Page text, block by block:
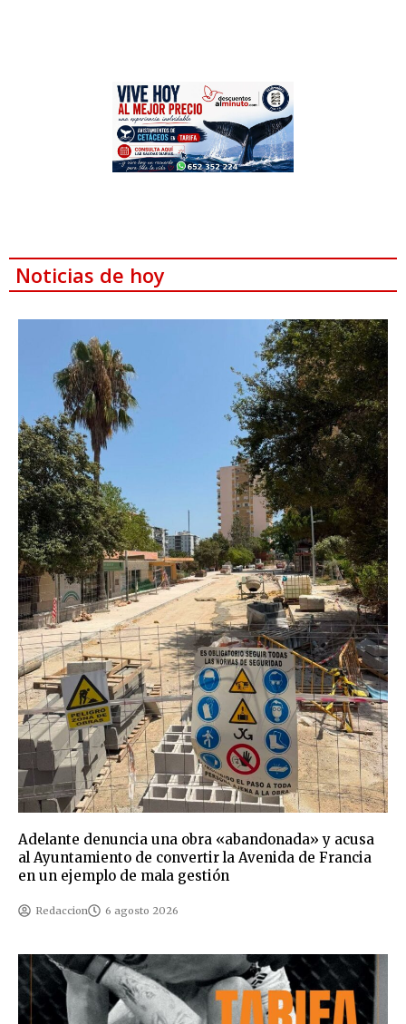
Noticias de hoy
Adelante denuncia una obra «abandonada» y acusa
al Ayuntamiento de convertir la Avenida de Francia
en un ejemplo de mala gestión
Redaccion 6 agosto 2026